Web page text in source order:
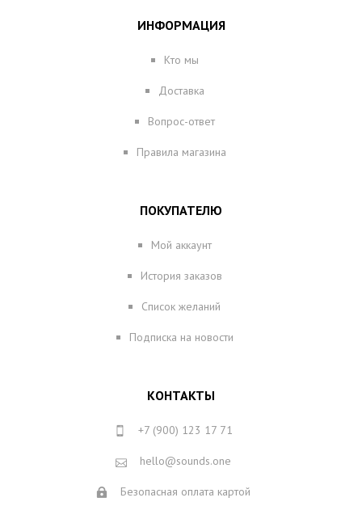
ИНФОРМАЦИЯ
Кто мы
Доставка
Вопрос-ответ
Правила магазина
ПОКУПАТЕЛЮ
Мой аккаунт
История заказов
Список желаний
Подписка на новости
КОНТАКТЫ
+7 (900) 123 17 71
hello@sounds.one
Безопасная оплата картой